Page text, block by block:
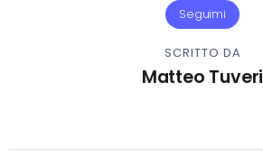
Seguimi
SCRITTO DA
Matteo Tuveri